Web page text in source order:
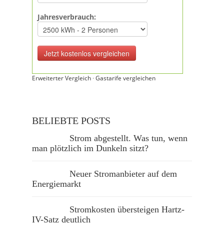
Jahresverbrauch:
Erweiterter Vergleich ·Gastarife vergleichen
BELIEBTE POSTS
Strom abgestellt. Was tun, wenn
man plötzlich im Dunkeln sitzt?
Neuer Stromanbieter auf dem
Energiemarkt
Stromkosten übersteigen Hartz-
IV-Satz deutlich